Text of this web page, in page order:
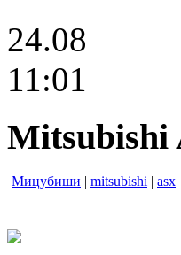
24.08
11:01
Mitsubishi
Мицубиши | mitsubishi | asx